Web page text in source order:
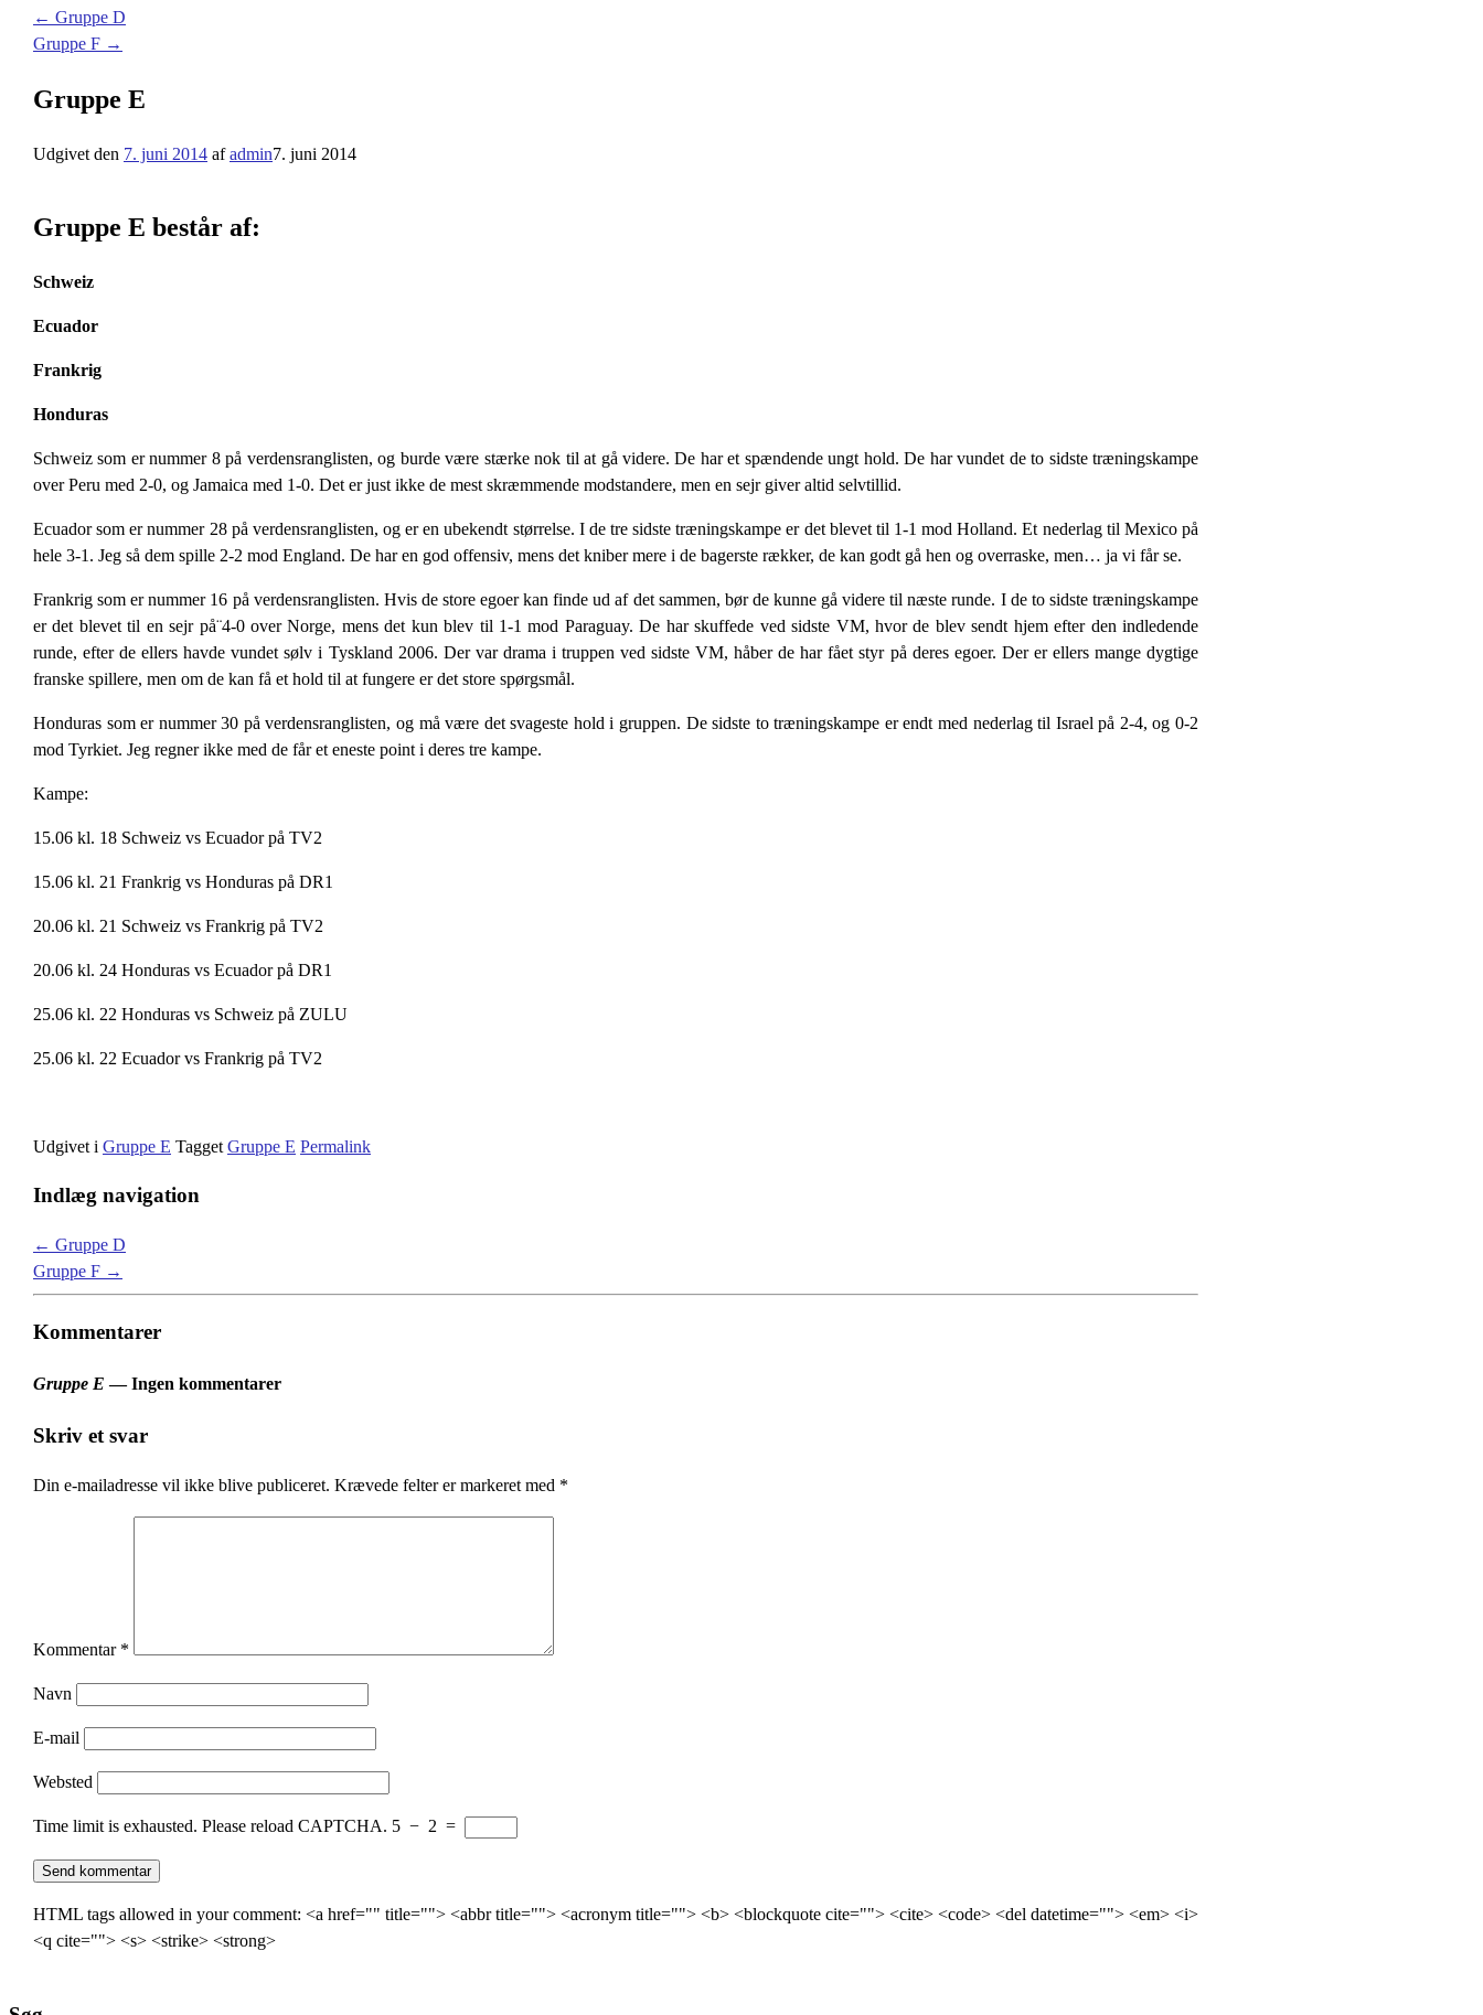
← Gruppe D
Gruppe F →
Gruppe E
Udgivet den 7. juni 2014 afadmin7. juni 2014
Gruppe E består af:
Schweiz
Ecuador
Frankrig
Honduras
Schweiz som er nummer 8 på verdensranglisten, og burde være stærke nok til at gå videre. De har et spændende ungt hold. De har vundet de to sidste træningskampe
over Peru med 2-0, og Jamaica med 1-0. Det er just ikke de mest skræmmende modstandere, men en sejr giver altid selvtillid.
Ecuador som er nummer 28 på verdensranglisten, og er en ubekendt størrelse. I de tre sidste træningskampe er det blevet til 1-1 mod Holland. Et nederlag til Mexico på
hele 3-1. Jeg så dem spille 2-2 mod England. De har en god offensiv, mens det kniber mere i de bagerste rækker, de kan godt gå hen og overraske, men… ja vi får se.
Frankrig som er nummer 16 på verdensranglisten. Hvis de store egoer kan finde ud af det sammen, bør de kunne gå videre til næste runde. I de to sidste træningskampe
er det blevet til en sejr på¨4-0 over Norge, mens det kun blev til 1-1 mod Paraguay. De har skuffede ved sidste VM, hvor de blev sendt hjem efter den indledende
runde, efter de ellers havde vundet sølv i Tyskland 2006. Der var drama i truppen ved sidste VM, håber de har fået styr på deres egoer. Der er ellers mange dygtige
franske spillere, men om de kan få et hold til at fungere er det store spørgsmål.
Honduras som er nummer 30 på verdensranglisten, og må være det svageste hold i gruppen. De sidste to træningskampe er endt med nederlag til Israel på 2-4, og 0-2
mod Tyrkiet. Jeg regner ikke med de får et eneste point i deres tre kampe.
Kampe:
15.06 kl. 18 Schweiz vs Ecuador på TV2
15.06 kl. 21 Frankrig vs Honduras på DR1
20.06 kl. 21 Schweiz vs Frankrig på TV2
20.06 kl. 24 Honduras vs Ecuador på DR1
25.06 kl. 22 Honduras vs Schweiz på ZULU
25.06 kl. 22 Ecuador vs Frankrig på TV2
Udgivet i Gruppe E Tagget Gruppe E Permalink
Indlæg navigation
← Gruppe D
Gruppe F →
Kommentarer
Gruppe E — Ingen kommentarer
Skriv et svar
Din e-mailadresse vil ikke blive publiceret. Krævede felter er markeret med *
Kommentar *
Navn
E-mail
Websted
Time limit is exhausted. Please reload CAPTCHA. 5 − 2 =
HTML tags allowed in your comment: <a href="" title=""> <abbr title=""> <acronym title=""> <b> <blockquote cite=""> <cite> <code> <del datetime=""> <em> <i>
<q cite=""> <s> <strike> <strong>